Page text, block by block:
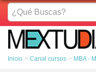
¿Qué
Buscas?
Inicio Canal cursos MBA -